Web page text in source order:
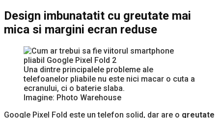
Design imbunatatit cu greutate mai
mica si margini ecran reduse
Una dintre principalele probleme ale
telefoanelor pliabile nu este nici macar o cuta a
ecranului, ci o baterie slaba.
Imagine: Photo Warehouse
Google Pixel Fold este un telefon solid, dar are o greutate